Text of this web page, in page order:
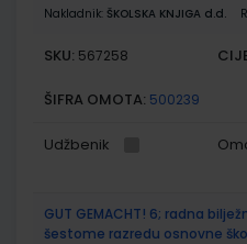
Nakladnik: ŠKOLSKA KNJIGA d.d.
SKU: 567258
ŠIFRA OMOTA: 500239
Udžbenik
GUT GEMACHT! 6; radna
šestome razredu osnovne